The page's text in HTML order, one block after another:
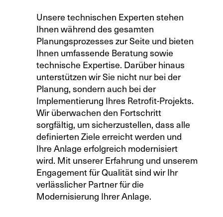
Unsere technischen Experten stehen
Ihnen während des gesamten
Planungsprozesses zur Seite und bieten
Ihnen umfassende Beratung sowie
technische Expertise. Darüber hinaus
unterstützen wir Sie nicht nur bei der
Planung, sondern auch bei der
Implementierung Ihres Retrofit-Projekts.
Wir überwachen den Fortschritt
sorgfältig, um sicherzustellen, dass alle
definierten Ziele erreicht werden und
Ihre Anlage erfolgreich modernisiert
wird. Mit unserer Erfahrung und unserem
Engagement für Qualität sind wir Ihr
verlässlicher Partner für die
Modernisierung Ihrer Anlage.